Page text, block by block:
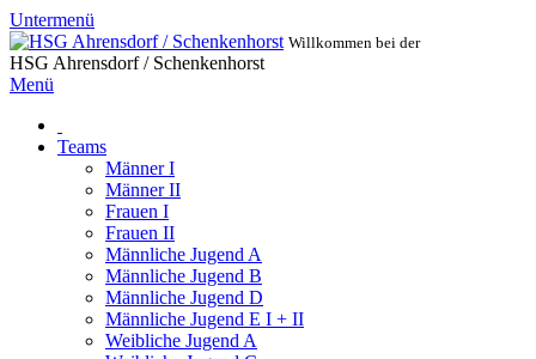
Untermenü
Willkommen bei der
HSG Ahrensdorf / Schenkenhorst
Menü
Teams
Männer I
Männer II
Frauen I
Frauen II
Männliche Jugend A
Männliche Jugend B
Männliche Jugend D
Männliche Jugend E I + II
Weibliche Jugend A